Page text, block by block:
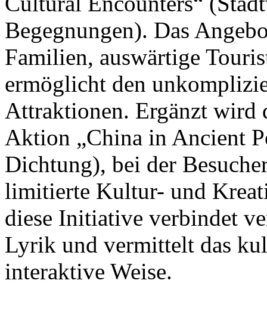
Begegnungen). Das
Familien, auswärtige
ermöglicht den
Attraktionen. Ergänzt wird
Aktion „China in Ancient
Dichtung), bei der
limitierte Kultur- und
diese Initiative verbindet
Lyrik und vermittelt das
interaktive Weise.